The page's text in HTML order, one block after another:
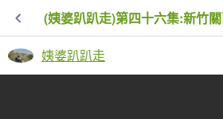
姨婆趴趴走